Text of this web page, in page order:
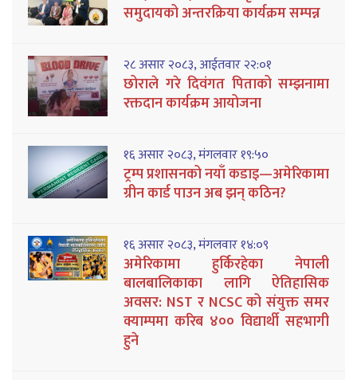
समुदायको अन्तरक्रिया कार्यक्रम सम्पन्न
२८ असार २०८३, आईतवार २२:०१
छोराले गरे दिवंगत पिताको सम्झनामा
रक्तदान कार्यक्रम आयोजना
१६ असार २०८३, मंगलवार १९:५०
ट्रम्प प्रशासनको नयाँ कडाइ—अमेरिकामा
ग्रीन कार्ड पाउन अब झन् कठिन?
१६ असार २०८३, मंगलवार १४:०९
अमेरिकामा हुर्किरहेका नेपाली
बालबालिकाका लागि ऐतिहासिक
अवसर: NST र NCSC को संयुक्त समर
क्याम्पमा करिब ४०० विद्यार्थी सहभागी
हुने